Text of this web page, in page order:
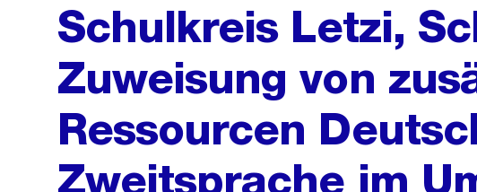
Schulkreis Letzi,
Zuweisung von
Ressourcen
Zweitsprache im